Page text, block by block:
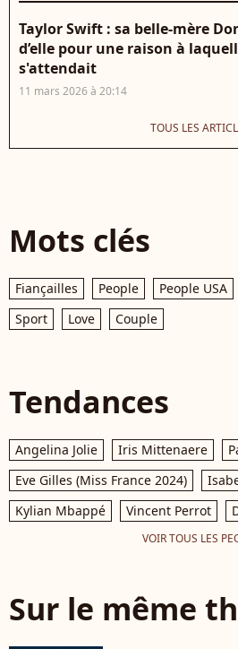
Taylor Swift : sa belle-mère
d’elle pour une raison à
s'attendait
11 mars 2026 à 20:14
TOUS LES
Mots clés
Fiançailles People People USA
Sport
Love Couple
Tendances
Angelina Jolie Iris Mittenaere
Eve Gilles (Miss France 2024)
Kylian Mbappé
Vincent Perrot
VOIR TOUS LES
Sur le même